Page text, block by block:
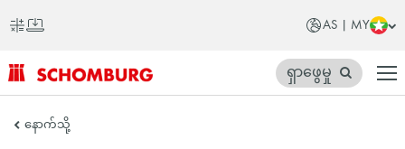
AS | MY
SCHOMBURG
ရှာဖွေမှု
နောက်သို့